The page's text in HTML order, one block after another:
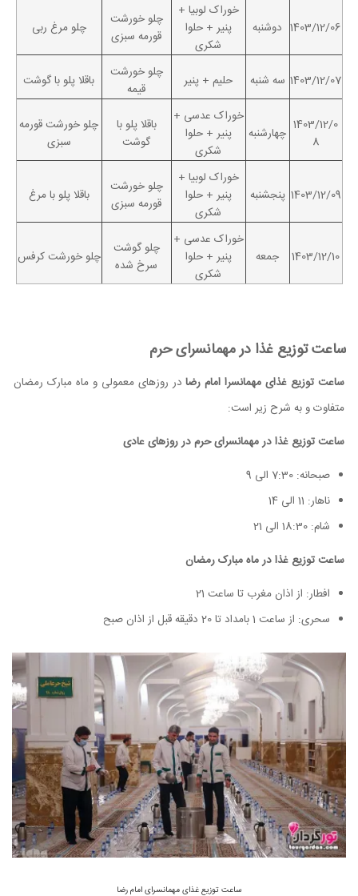
1403/12/06 دوشنبه
خوراک لوبیا +
پنیر + حلوا
شکری
چلو خورشت
قورمه سبزی
چلو مرغ ربی
1403/12/07 سه شنبه حلیم + پنیر
چلو خورشت
قیمه
باقلا پلو با گوشت
1403/12/0
8
چهارشنبه
خوراک عدسی +
پنیر + حلوا
شکری
باقلا پلو با
گوشت
چلو خورشت قورمه
سبزی
1403/12/09 پنجشنبه
خوراک لوبیا +
پنیر + حلوا
شکری
چلو خورشت
قورمه سبزی
باقلا پلو با مرغ
1403/12/10 جمعه
خوراک عدسی +
پنیر + حلوا
شکری
چلو گوشت
سرخ شده
چلو خورشت کرفس
ساعت توزیع غذا در مهمانسرای حرم
ساعت توزیع غذای مهمانسرا امام رضادر روزهای معمولی و ماه مبارک رمضان
متفاوت و به شرح زیر است:
ساعت توزیع غذا در مهمانسرای حرم در روزهای عادی
صبحانه: 7:30 الی 9
ناهار: 11 الی 14
شام: 18:30 الی 21
ساعت توزیع غذا در ماه مبارک رمضان
افطار: از اذان مغرب تا ساعت 21
سحری: از ساعت 1 بامداد تا 20 دقیقه قبل از اذان صبح
ساعت توزیع غذای مهمانسرای امام رضا